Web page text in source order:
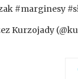
#marginesy
Kurzojady